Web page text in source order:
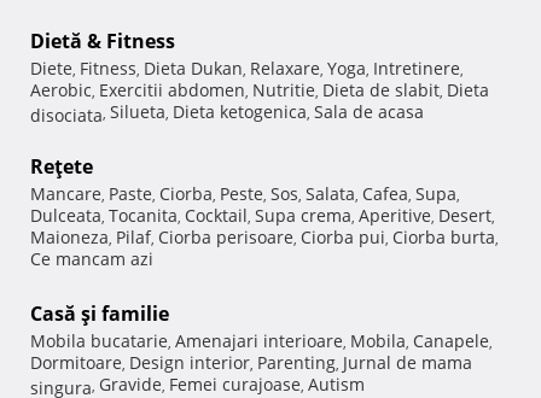
Dietă & Fitness
Diete, Fitness, Dieta Dukan, Relaxare, Yoga, Intretinere,
Aerobic, Exercitii abdomen, Nutritie, Dieta de slabit, Dieta
disociata, Silueta, Dieta ketogenica, Sala de acasa
Reţete
Mancare, Paste, Ciorba, Peste, Sos, Salata, Cafea, Supa,
Dulceata, Tocanita, Cocktail, Supa crema, Aperitive, Desert,
Maioneza, Pilaf, Ciorba perisoare, Ciorba pui, Ciorba burta,
Ce mancam azi
Casă şi familie
Mobila bucatarie, Amenajari interioare, Mobila, Canapele,
Dormitoare, Design interior, Parenting, Jurnal de mama
singura, Gravide, Femei curajoase, Autism